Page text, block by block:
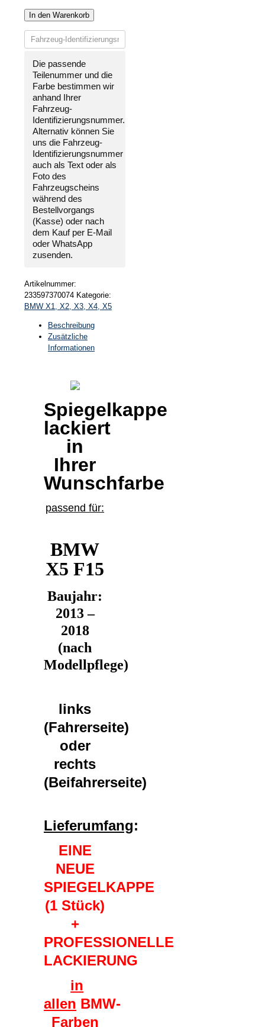
In den Warenkorb
Die passende
Teilenummer und die
Farbe bestimmen wir
anhand Ihrer
Fahrzeug-
Identifizierungsnummer.
Alternativ können Sie
uns die Fahrzeug-
Identifizierungsnummer
auch als Text oder als
Foto des
Fahrzeugscheins
während des
Bestellvorgangs
(Kasse) oder nach
dem Kauf per E-Mail
oder WhatsApp
zusenden.
Artikelnummer:
233597370074 Kategorie:
BMW X1, X2, X3, X4, X5
Beschreibung
Zusätzliche
Informationen
Spiegelkappe
lackiert
in
Ihrer
Wunschfarbe
passend für:
BMW
X5 F15
Baujahr:
2013 –
2018
(nach
Modellpflege)
links
(Fahrerseite)
oder
rechts
(Beifahrerseite)
Lieferumfang:
EINE
NEUE
SPIEGELKAPPE
(1 Stück)
+
PROFESSIONELLE
LACKIERUNG
in
allen BMW-
Farben